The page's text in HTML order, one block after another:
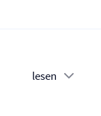
lesen